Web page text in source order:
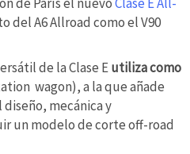
del A6 Allroad como el V90
de la Clase Eutiliza como
wagon), a la que añade
mecánica y
un modelo de corte off-road